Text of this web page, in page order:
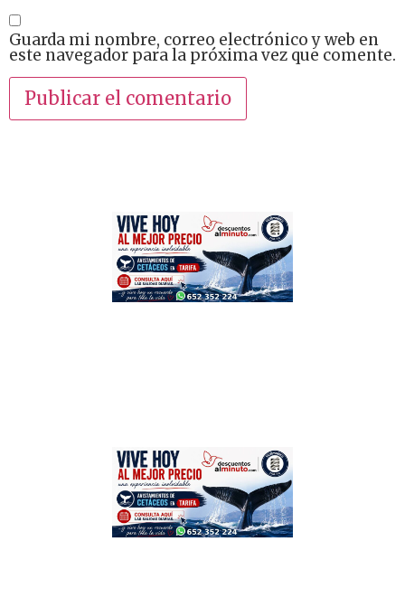
Guarda mi nombre, correo electrónico y web en
este navegador para la próxima vez que comente.